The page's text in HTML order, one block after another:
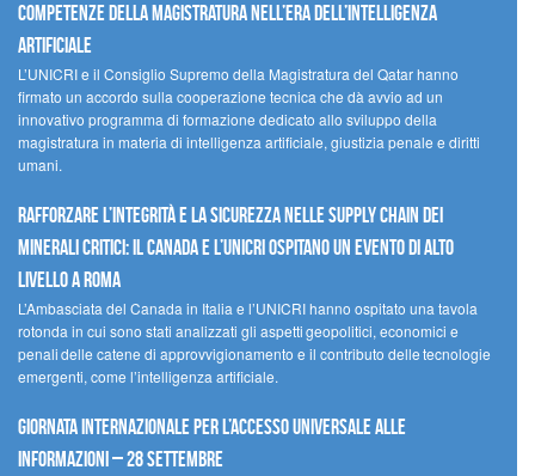
competenze della magistratura nell’era dell’intelligenza
artificiale
L’UNICRI e il Consiglio Supremo della Magistratura del Qatar hanno
firmato un accordo sulla cooperazione tecnica che dà avvio ad un
innovativo programma di formazione dedicato allo sviluppo della
magistratura in materia di intelligenza artificiale, giustizia penale e diritti
umani.
Rafforzare l’integrità e la sicurezza nelle supply chain dei
minerali critici: il Canada e l’UNICRI ospitano un evento di alto
livello a Roma
L’Ambasciata del Canada in Italia e l’UNICRI hanno ospitato una tavola
rotonda in cui sono stati analizzati gli aspetti geopolitici, economici e
penali delle catene di approvvigionamento e il contributo delle tecnologie
emergenti, come l’intelligenza artificiale.
Giornata internazionale per l’accesso universale alle
informazioni – 28 settembre